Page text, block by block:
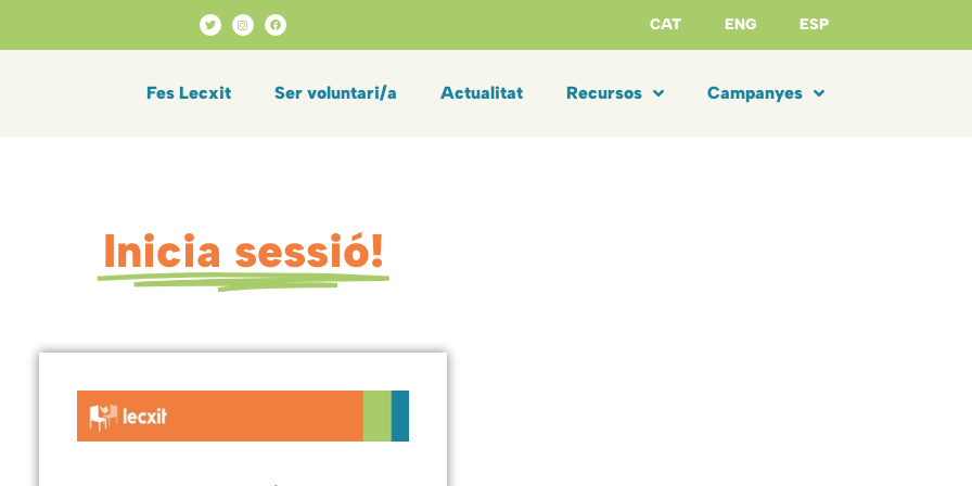
CAT ENG ESP
Fes Lecxit Ser voluntari/a Actualitat Recursos Campanyes
Inicia sessió!